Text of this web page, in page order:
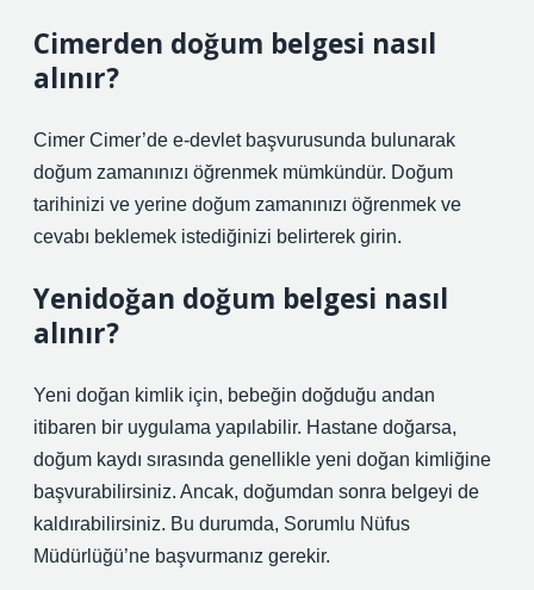
Cimerden doğum belgesi nasıl
alınır?
Cimer Cimer’de e-devlet başvurusunda bulunarak
doğum zamanınızı öğrenmek mümkündür. Doğum
tarihinizi ve yerine doğum zamanınızı öğrenmek ve
cevabı beklemek istediğinizi belirterek girin.
Yenidoğan doğum belgesi nasıl
alınır?
Yeni doğan kimlik için, bebeğin doğduğu andan
itibaren bir uygulama yapılabilir. Hastane doğarsa,
doğum kaydı sırasında genellikle yeni doğan kimliğine
başvurabilirsiniz. Ancak, doğumdan sonra belgeyi de
kaldırabilirsiniz. Bu durumda, Sorumlu Nüfus
Müdürlüğü’ne başvurmanız gerekir.